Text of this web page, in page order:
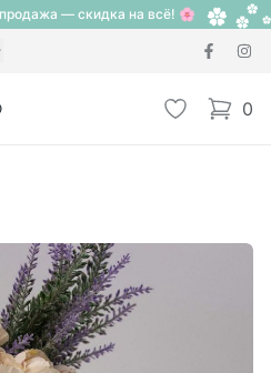
— скидка на всё! 🌸
Избранное
0
items